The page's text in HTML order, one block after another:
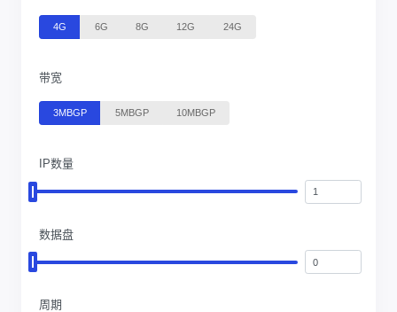
4G 6G 8G 12G 24G
带宽
3MBGP 5MBGP 10MBGP
IP数量
数据盘
周期